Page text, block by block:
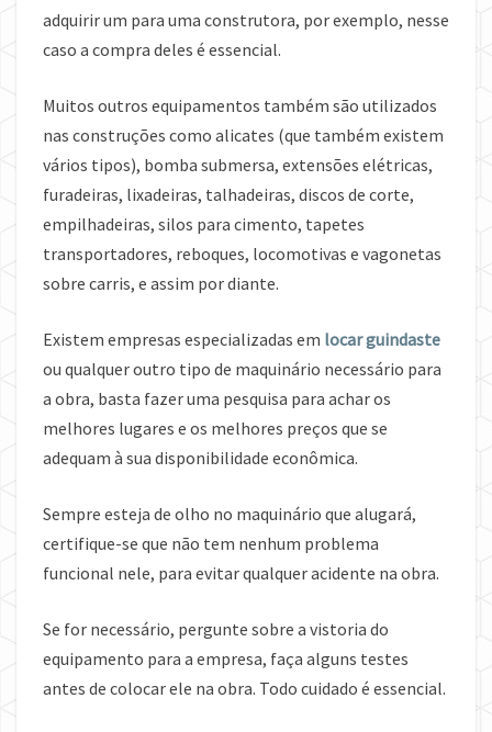
adquirir um para uma construtora, por exemplo, nesse
caso a compra deles é essencial.
Muitos outros equipamentos também são utilizados
nas construções como alicates (que também existem
vários tipos), bomba submersa, extensões elétricas,
furadeiras, lixadeiras, talhadeiras, discos de corte,
empilhadeiras, silos para cimento, tapetes
transportadores, reboques, locomotivas e vagonetas
sobre carris, e assim por diante.
Existem empresas especializadas em locar guindaste
ou qualquer outro tipo de maquinário necessário para
a obra, basta fazer uma pesquisa para achar os
melhores lugares e os melhores preços que se
adequam à sua disponibilidade econômica.
Sempre esteja de olho no maquinário que alugará,
certifique-se que não tem nenhum problema
funcional nele, para evitar qualquer acidente na obra.
Se for necessário, pergunte sobre a vistoria do
equipamento para a empresa, faça alguns testes
antes de colocar ele na obra. Todo cuidado é essencial.